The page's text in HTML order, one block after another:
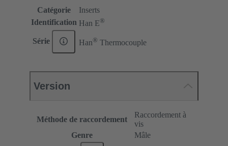
Catégorie
Inserts
Identification Han E®
Série Han® Thermocouple
Version
Méthode de raccordement
Raccordement à
vis
Genre
Mâle